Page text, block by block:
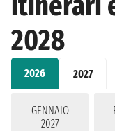
2028
2026 2027
GENNAIO
2027